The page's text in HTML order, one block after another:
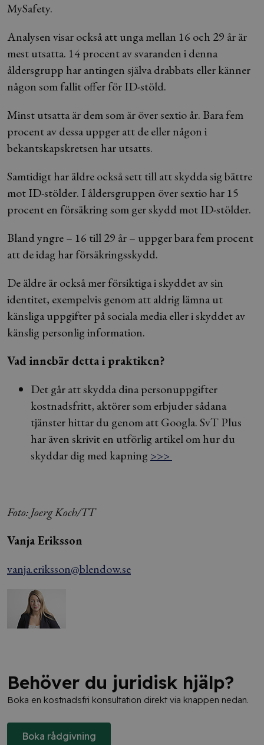
MySafety.
Analysen visar också att unga mellan 16 och 29 år är
mest utsatta. 14 procent av svaranden i denna
åldersgrupp har antingen själva drabbats eller känner
någon som fallit offer för ID-stöld.
Minst utsatta är dem som är över sextio år. Bara fem
procent av dessa uppger att de eller någon i
bekantskapskretsen har utsatts.
Samtidigt har äldre också sett till att skydda sig bättre
mot ID-stölder. I åldersgruppen över sextio har 15
procent en försäkring som ger skydd mot ID-stölder.
Bland yngre – 16 till 29 år – uppger bara fem procent
att de idag har försäkringsskydd.
De äldre är också mer försiktiga i skyddet av sin
identitet, exempelvis genom att aldrig lämna ut
känsliga uppgifter på sociala media eller i skyddet av
känslig personlig information.
Vad innebär detta i praktiken?
Det går att skydda dina personuppgifter
kostnadsfritt, aktörer som erbjuder sådana
tjänster hittar du genom att Googla. SvT Plus
har även skrivit en utförlig artikel om hur du
skyddar dig med kapning>>>
Foto: Joerg Koch/TT
Vanja Eriksson
vanja.eriksson@blendow.se
Behöver du juridisk hjälp?
Boka en kostnadsfri konsultation direkt via knappen nedan.
Boka rådgivning